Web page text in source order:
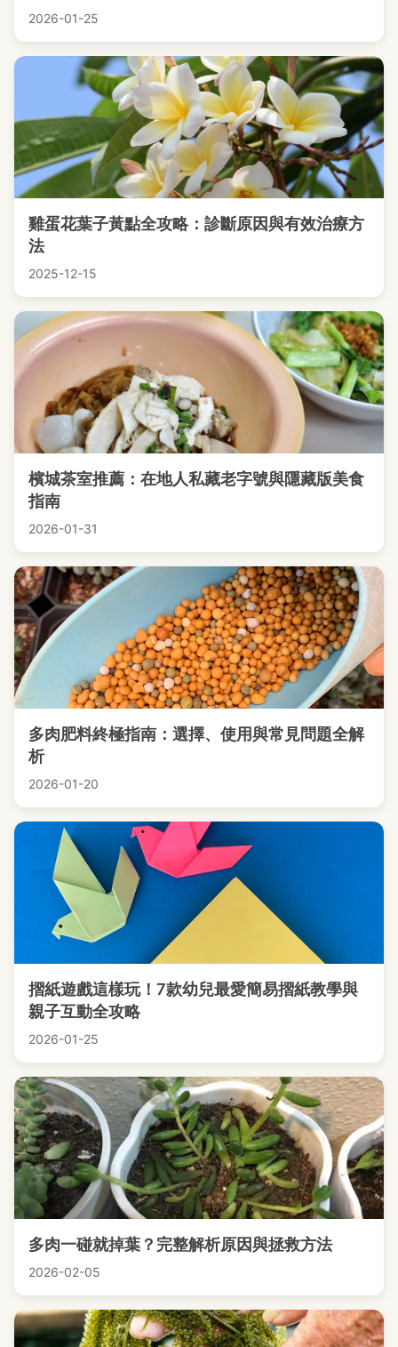
2026-01-25
雞蛋花葉子黃點全攻略：診斷原因與有效治療方
法
2025-12-15
檳城茶室推薦：在地人私藏老字號與隱藏版美食
指南
2026-01-31
多肉肥料終極指南：選擇、使用與常見問題全解
析
2026-01-20
摺紙遊戲這樣玩！7款幼兒最愛簡易摺紙教學與
親子互動全攻略
2026-01-25
多肉一碰就掉葉？完整解析原因與拯救方法
2026-02-05